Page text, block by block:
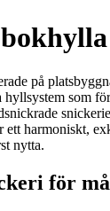
på
hyllsystem som
ett harmoniskt,
nytta.
för